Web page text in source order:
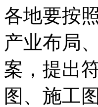
各地要按
产业布局
案，提出
图、施工